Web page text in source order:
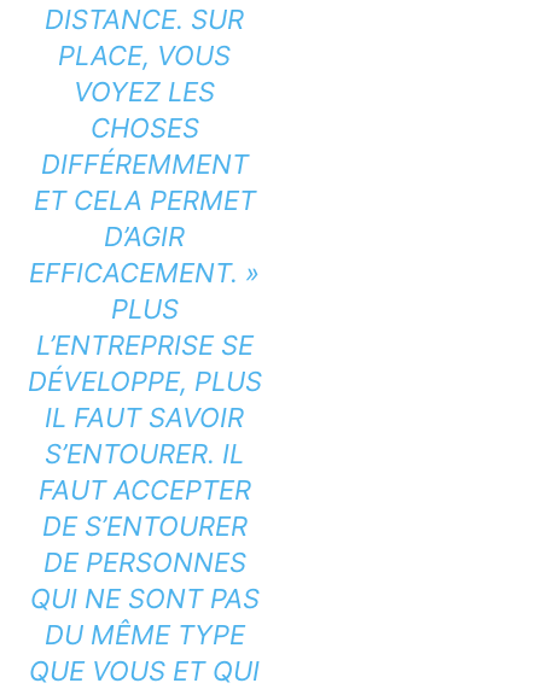
DISTANCE. SUR
PLACE, VOUS
VOYEZ LES
CHOSES
DIFFÉREMMENT
ET CELA PERMET
D’AGIR
EFFICACEMENT. »
PLUS
L’ENTREPRISE SE
DÉVELOPPE, PLUS
IL FAUT SAVOIR
S’ENTOURER. IL
FAUT ACCEPTER
DE S’ENTOURER
DE PERSONNES
QUI NE SONT PAS
DU MÊME TYPE
QUE VOUS ET QUI